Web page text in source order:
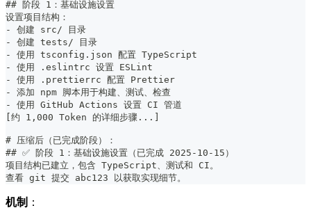
## 阶段 1：基础设施设置
设置项目结构：
-
创建 src/ 目录
-
创建 tests/ 目录
-
使用 tsconfig.json 配置 TypeScript
-
使用 .eslintrc 设置 ESLint
-
使用 .prettierrc 配置 Prettier
-
添加 npm 脚本用于构建、测试、检查
-
使用 GitHub Actions 设置 CI 管道
[约 1,000 Token 的详细步骤...]
# 压缩后（已完成阶段）：
## ✅ 阶段 1：基础设施设置（已完成 2025-10-15）
项目结构已建立，包含 TypeScript、测试和 CI。
查看 git 提交 abc123 以获取实现细节。
机制 ：